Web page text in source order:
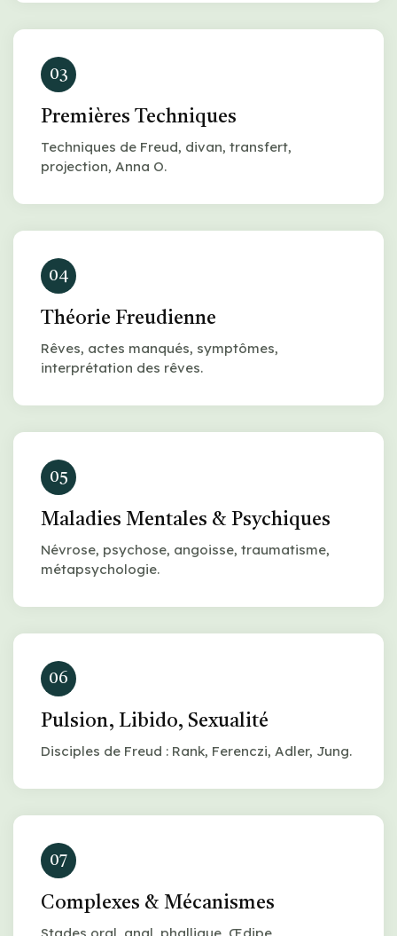
03
Premières Techniques
Techniques de Freud, divan, transfert,
projection, Anna O.
04
Théorie Freudienne
Rêves, actes manqués, symptômes,
interprétation des rêves.
05
Maladies Mentales & Psychiques
Névrose, psychose, angoisse, traumatisme,
métapsychologie.
06
Pulsion, Libido, Sexualité
Disciples de Freud : Rank, Ferenczi, Adler, Jung.
07
Complexes & Mécanismes